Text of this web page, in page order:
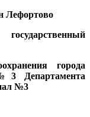
Лефортово
города
Департамента
№3